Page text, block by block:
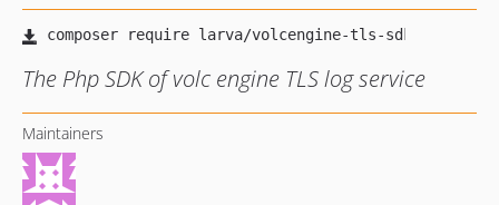
The Php SDK of volc engine TLS log service
Maintainers